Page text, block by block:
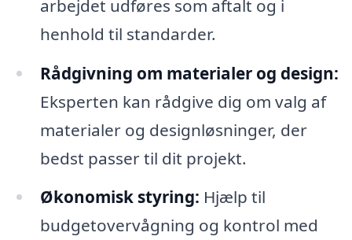
arbejdet udføres som aftalt og i
henhold til standarder.
Rådgivning om materialer og design:
Eksperten kan rådgive dig om valg af
materialer og designløsninger, der
bedst passer til dit projekt.
Økonomisk styring: Hjælp til
budgetovervågning og kontrol med